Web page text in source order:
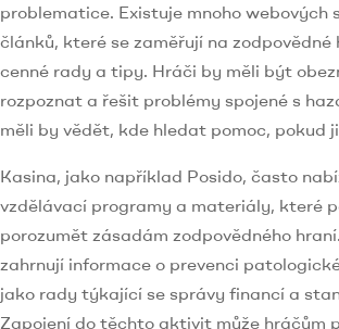
problematice. Existuje mnoho webových
článků, které se zaměřují na
cenné rady a tipy. Hráči by měli být
rozpoznat a řešit problémy spojené s
měli by vědět, kde hledat pomoc, pokud
Kasina, jako například Posido, často
vzdělávací programy a materiály, které
porozumět zásadám zodpovědného
zahrnují informace o prevenci
jako rady týkající se správy financí a
Zapojení do těchto aktivit může hráčům